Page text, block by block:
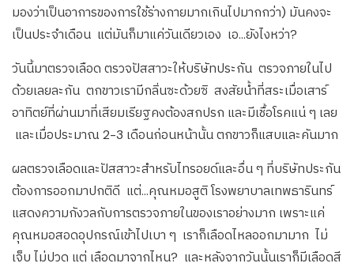
มองว่าเป็นอาการของการใช้ร่างกายมากเกินไปมากกว่า) มันคงจะ
เป็นประจำเดือน แต่มันก็มาแค่วันเดียวเอง เอ…ยังไงหว่า?
วันนี้มาตรวจเลือด ตรวจปัสสาวะให้บริษัทประกัน ตรวจภายในไป
ด้วยเลยละกัน ตกขาวเรามีกลิ่นซะด้วยซิ สงสัยน้ำที่สระเมื่อเสาร์
อาทิตย์ที่ผ่านมาที่เสียมเรียฐคงต้องสกปรก และมีเชื้อโรคแน่ ๆ เลย
และเมื่อประมาณ 2-3 เดือนก่อนหน้านั้น ตกขาวก็แสบและคันมาก
ผลตรวจเลือดและปัสสาวะสำหรับไทรอยด์และอื่น ๆ ที่บริษัทประกัน
ต้องการออกมาปกติดี แต่…คุณหมอสูติ โรงพยาบาลเทพธารินทร์
แสดงความกังวลกับการตรวจภายในของเราอย่างมาก เพราะแค่
คุณหมอสอดอุปกรณ์เข้าไปเบา ๆ เราก็เลือดไหลออกมามาก ไม่
เจ็บ ไม่ปวด แต่ เลือดมาจากไหน? และหลังจากวันนั้นเราก็มีเลือดสี